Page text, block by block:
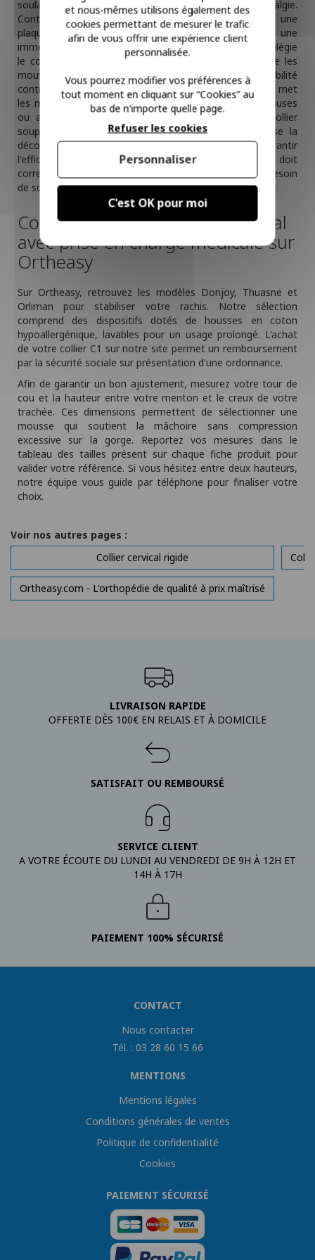
soulager les douleurs liées à un torticolis ou une cervicalgie.
Contrairement au collier semi-rigide C2, qui intègre une
plaque de renfort, ou au collier rigide C3 destiné à une
immobilisation après un traumatisme, le modèle C1 privilégie
le confort et la chaleur. Sa structure en mousse limite les
mouvements brusques tout en permettant une mobilité
contrôlée durant la cicatrisation des tissus. Ce dispositif met
les muscles cervicaux au repos lors de crises douloureuses
ou après le port d'une minerve contraignante. Le collier
souple réduit la charge sur les vertèbres et favorise la
décontraction par un rappel postural. Pour garantir
l'efficacité du maintien, la sélection du modèle doit
correspondre à votre prescription médicale, selon le besoin
de soutien ou d'immobilisation.
Commandez votre collier cervical
avec prise en charge médicale sur
Ortheasy
Sur Ortheasy, retrouvez les modèles Donjoy, Thuasne et
Orliman pour stabiliser votre rachis. Notre sélection
comprend des dispositifs dotés de housses en coton
hypoallergénique, lavables pour un usage prolongé. L'achat
de votre collier C1 sur notre site permet un remboursement
par la sécurité sociale sur présentation d'une ordonnance.
Afin de garantir un bon ajustement, mesurez votre tour de
cou et la hauteur entre votre menton et le creux de votre
trachée. Ces dimensions permettent de sélectionner une
mousse qui soutient la mâchoire sans compression
excessive sur la gorge. Reportez vos mesures dans le
tableau des tailles présent sur chaque fiche produit pour
valider votre référence. Si vous hésitez entre deux hauteurs,
notre équipe vous guide par téléphone pour finaliser votre
choix.
Voir nos autres pages :
Collier cervical rigide
Ortheasy.com - L'orthopédie de qualité à prix maîtrisé
LIVRAISON RAPIDE
OFFERTE DÈS 100€ EN RELAIS ET À DOMICILE
SATISFAIT OU REMBOURSÉ
SERVICE CLIENT
A VOTRE ÉCOUTE DU LUNDI AU VENDREDI DE 9H À 12H ET
14H À 17H
PAIEMENT 100% SÉCURISÉ
CONTACT
Nous contacter
Tél. : 03 28 60 15 66
MENTIONS
Mentions légales
Conditions générales de ventes
Politique de confidentialité
Cookies
PAIEMENT SÉCURISÉ
et nous-mêmes utilisons également des
cookies permettant de mesurer le trafic
afin de vous offrir une expérience client
personnalisée.
Vous pourrez modifier vos préférences à
tout moment en cliquant sur “Cookies” au
bas de n'importe quelle page.
C'est OK pour moi
Refuser les cookies
Personnaliser